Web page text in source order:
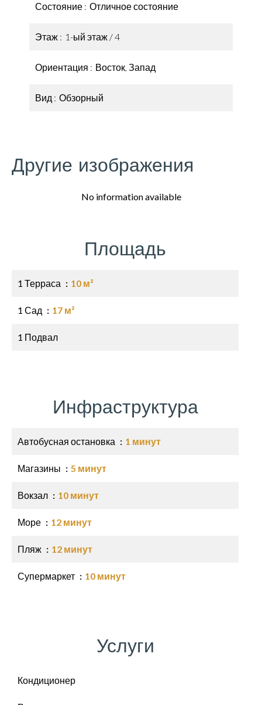
Состояние Отличное состояние
Этаж 1-ый этаж / 4
Ориентация Восток, Запад
Вид Обзорный
Другие изображения
No information available
Площадь
1 Терраса 10 м²
1 Сад 17 м²
1 Подвал
Инфраструктура
Автобусная остановка 1 минут
Магазины 5 минут
Вокзал 10 минут
Море 12 минут
Пляж 12 минут
Супермаркет 10 минут
Услуги
Кондиционер